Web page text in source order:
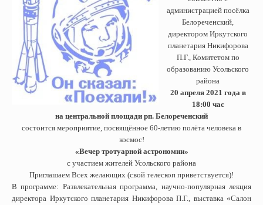
администрацией посёлка
Белореченский,
директором Иркутского
планетария Никифорова
П.Г., Комитетом по
образованию Усольского
района
20 апреля 2021 года в
18:00 час
на центральной площади рп. Белореченский
состоится мероприятие, посвящённое 60-летию полёта человека в
космос!
«Вечер тротуарной астрономии»
с участием жителей Усольского района
Приглашаем Всех желающих (свой телескоп приветствуется)!
В программе: Развлекательная программа, научно-популярная лекция
директора Иркутского планетария Никифорова П.Г., выставка «Салон